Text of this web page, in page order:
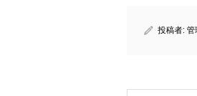
投稿者: 管